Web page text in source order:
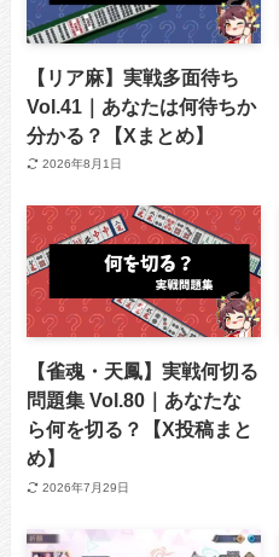
【リア麻】実戦多面待ち
Vol.41｜あなたは何待ちか
分かる？【Xまとめ】
2026年8月1日
【雀魂・天鳳】実戦何切る
問題集 Vol.80｜あなたな
ら何を切る？【X投稿まと
め】
2026年7月29日